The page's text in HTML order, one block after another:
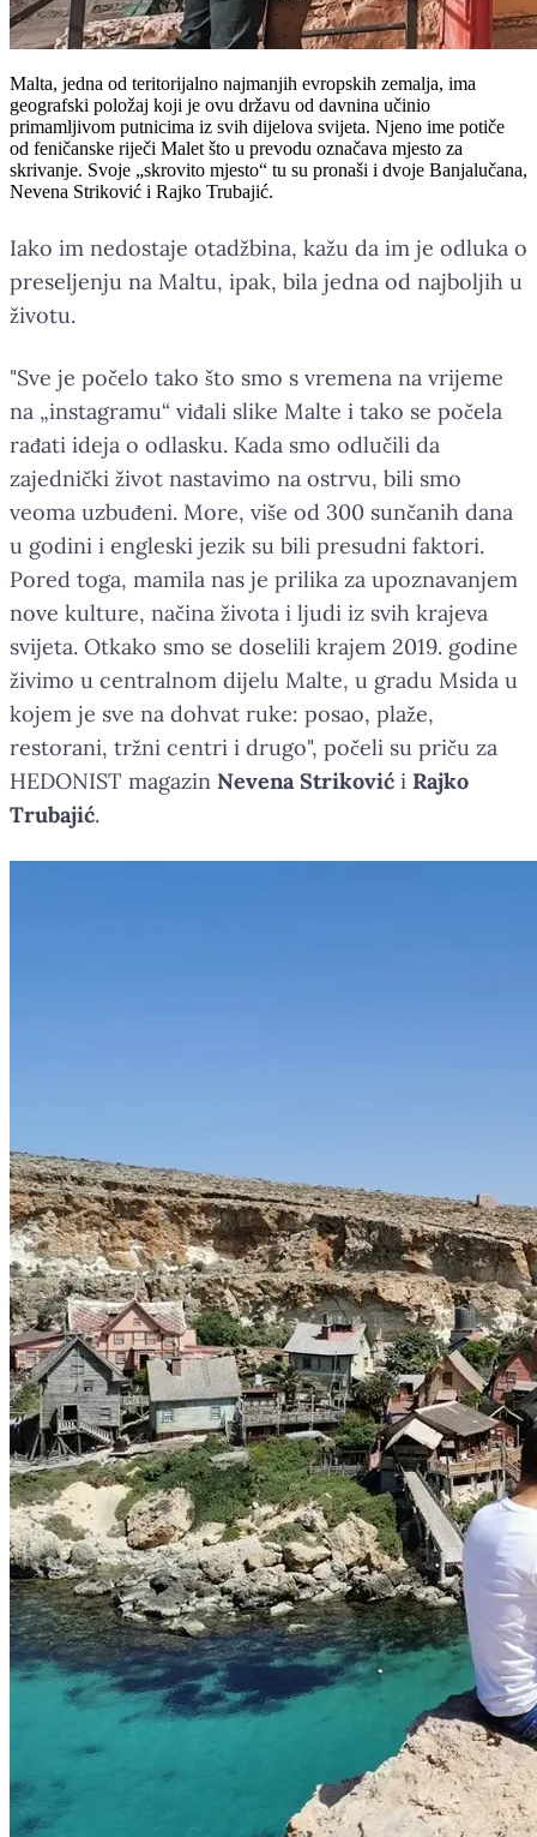
Malta, jedna od teritorijalno najmanjih evropskih zemalja, ima
geografski položaj koji je ovu državu od davnina učinio
primamljivom putnicima iz svih dijelova svijeta. Njeno ime potiče
od feničanske riječi Malet što u prevodu označava mjesto za
skrivanje. Svoje „skrovito mjesto“ tu su pronaši i dvoje Banjalučana,
Nevena Striković i Rajko Trubajić.
Iako im nedostaje otadžbina, kažu da im je odluka o
preseljenju na Maltu, ipak, bila jedna od najboljih u
životu.
"Sve je počelo tako što smo s vremena na vrijeme
na „instagramu“ viđali slike Malte i tako se počela
rađati ideja o odlasku. Kada smo odlučili da
zajednički život nastavimo na ostrvu, bili smo
veoma uzbuđeni. More, više od 300 sunčanih dana
u godini i engleski jezik su bili presudni faktori.
Pored toga, mamila nas je prilika za upoznavanjem
nove kulture, načina života i ljudi iz svih krajeva
svijeta. Otkako smo se doselili krajem 2019. godine
živimo u centralnom dijelu Malte, u gradu Msida u
kojem je sve na dohvat ruke: posao, plaže,
restorani, tržni centri i drugo", počeli su priču za
HEDONIST magazin Nevena Striković i Rajko
Trubajić.